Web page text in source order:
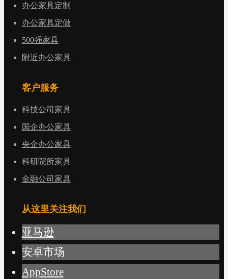
办公家具定制
办公家具定做
500强家具
附近办公家具
客户服务
科技公司家具
国企办公家具
央企办公家具
科研院所家具
金融公司家具
从这里关注我们
亚马逊
安卓市场
AppStore